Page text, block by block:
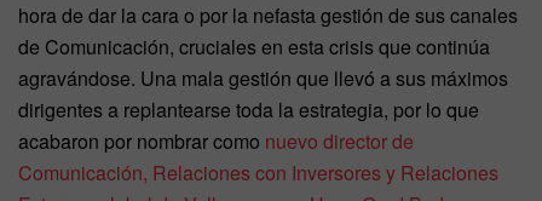
hora de dar la cara o por la nefasta gestión de sus canales
de Comunicación, cruciales en esta crisis que continúa
agravándose. Una mala gestión que llevó a sus máximos
dirigentes a replantearse toda la estrategia, por lo que
acabaron por nombrar como nuevo director de
Comunicación, Relaciones con Inversores y Relaciones